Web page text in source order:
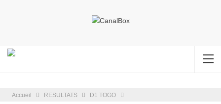
Accueil RESULTATS D1 TOGO